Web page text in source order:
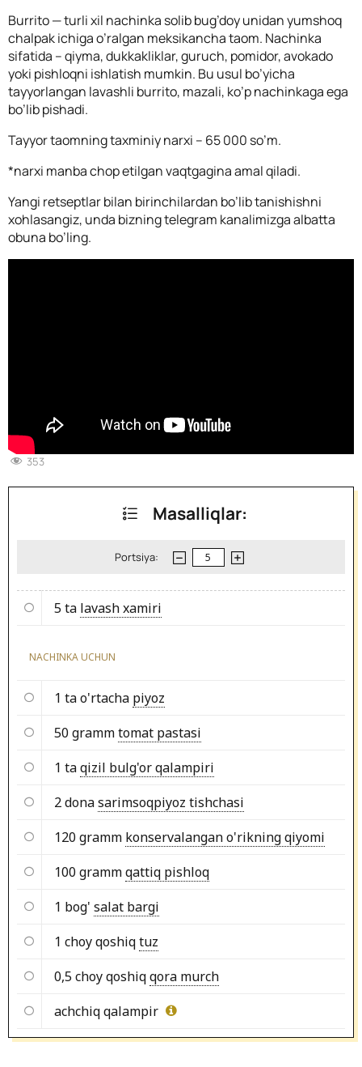
Burrito — turli xil nachinka solib bug’doy unidan yumshoq
chalpak ichiga o’ralgan meksikancha taom. Nachinka
sifatida – qiyma, dukkakliklar, guruch, pomidor, avokado
yoki pishloqni ishlatish mumkin. Bu usul bo’yicha
tayyorlangan lavashli burrito, mazali, ko’p nachinkaga ega
bo’lib pishadi.
Tayyor taomning taxminiy narxi – 65 000 so’m.
*narxi manba chop etilgan vaqtgagina amal qiladi.
Yangi retseptlar bilan birinchilardan bo’lib tanishishni
xohlasangiz, unda bizning telegram kanalimizga albatta
obuna bo’ling.
353
Masalliqlar:
Portsiya:
5 ta lavash xamiri
NACHINKA UCHUN
1 ta o'rtacha piyoz
50 grammtomat pastasi
1 taqizil bulg'or qalampiri
2 donasarimsoqpiyoz tishchasi
120 gramm konservalangan o'rikning qiyomi
100 grammqattiq pishloq
1 bog' salat bargi
1 choy qoshiqtuz
0,5 choy qoshiqqora murch
achchiq qalampir